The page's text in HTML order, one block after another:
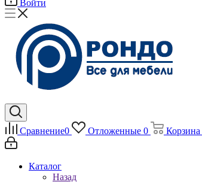
Войти
Сравнение0 Отложенные 0 Корзина
Каталог
Назад